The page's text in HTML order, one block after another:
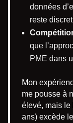
données
reste
que
PME dans
Mon
me pousse à
élevé, mais le
ans) excède